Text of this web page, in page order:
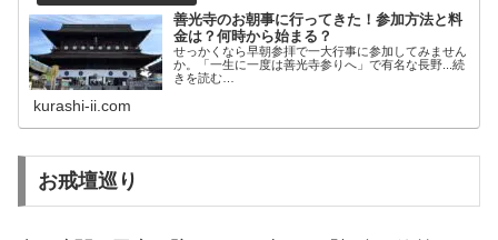
善光寺のお朝事に行ってきた！参加方法と料
金は？何時から始まる？
せっかくなら早朝参拝で一大行事に参加してみません
か。「一生に一度は善光寺参りへ」で有名な長野...続
きを読む…
kurashi-ii.com
お戒壇巡り